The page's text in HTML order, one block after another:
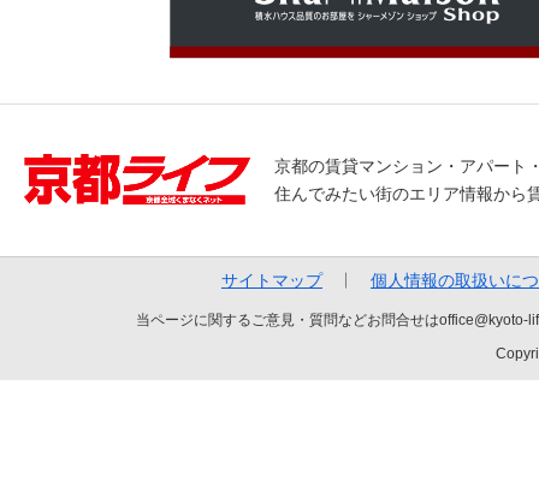
京都の賃貸マンション・アパート
住んでみたい街のエリア情報から
サイトマップ 個人情報の取扱いに
当ページに関するご意見・質問などお問合せは